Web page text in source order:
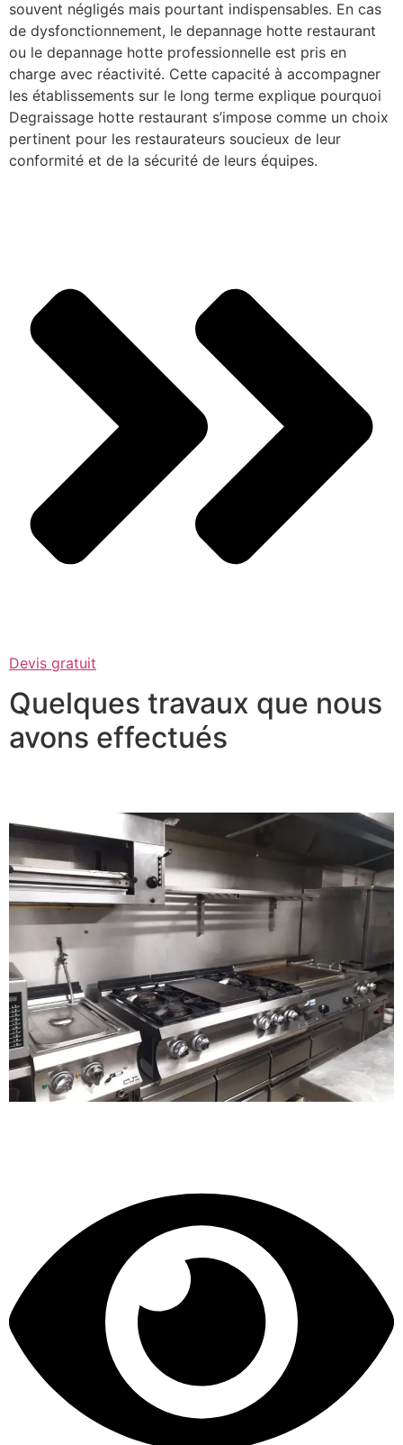
souvent négligés mais pourtant indispensables. En cas
de dysfonctionnement, le depannage hotte restaurant
ou le depannage hotte professionnelle est pris en
charge avec réactivité. Cette capacité à accompagner
les établissements sur le long terme explique pourquoi
Degraissage hotte restaurant s’impose comme un choix
pertinent pour les restaurateurs soucieux de leur
conformité et de la sécurité de leurs équipes.
Devis gratuit
Quelques travaux que nous
avons effectués